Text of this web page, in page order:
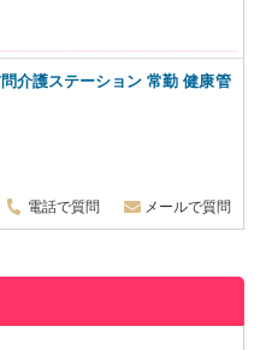
介護ステーション常勤 健康管
電話で質問 メールで質問